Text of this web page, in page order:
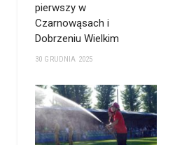
pierwszy w
Czarnowąsach i
Dobrzeniu Wielkim
30 GRUDNIA 2025